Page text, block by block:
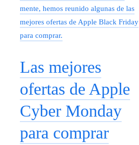
mente, hemos reunido algunas de las
mejores ofertas de Apple Black Friday
para comprar.
Las mejores
ofertas de Apple
Cyber ​​​​Monday
para comprar